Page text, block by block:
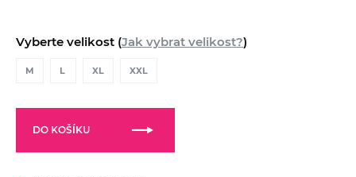
Vyberte velikost (Jak vybrat velikost?)
M L XL XXL
DO KOŠÍKU